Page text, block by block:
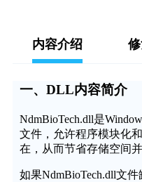
内容介绍
一、DLL内容简介
NdmBioTech.dll是
文件，允许程序模块化
在，从而节省存储空间
如果NdmBioTech.dll文